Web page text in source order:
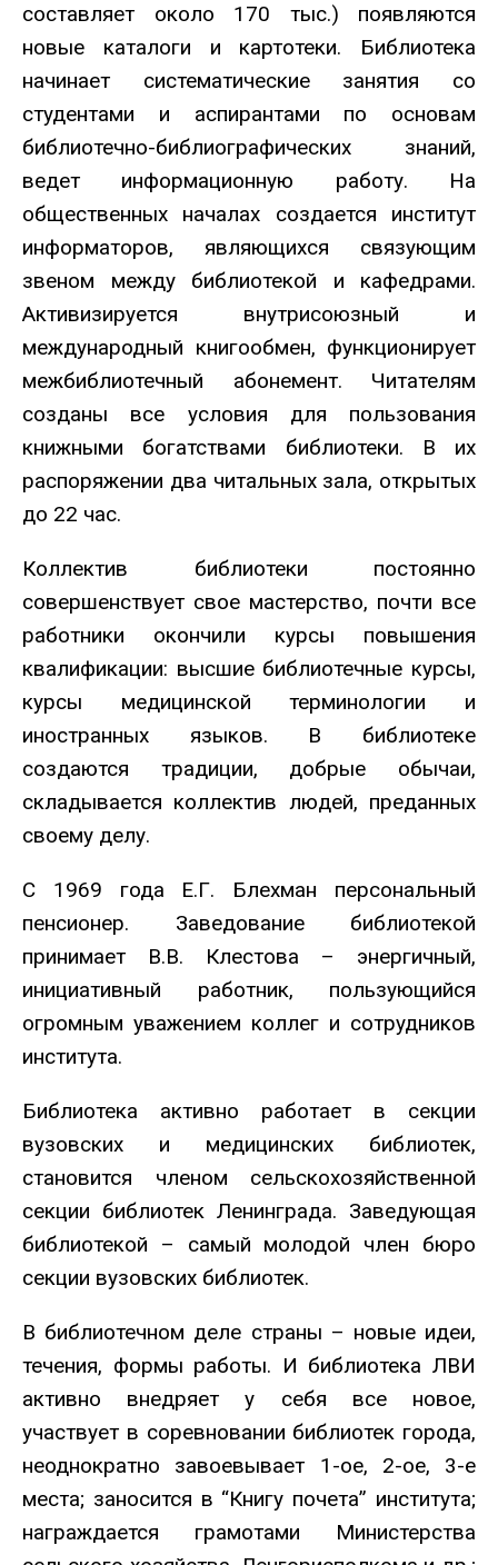
составляет около 170 тыс.) появляются
новые каталоги и картотеки. Библиотека
начинает систематические занятия со
студентами и аспирантами по основам
библиотечно-библиографических знаний,
ведет информационную работу. На
общественных началах создается институт
информаторов, являющихся связующим
звеном между библиотекой и кафедрами.
Активизируется внутрисоюзный и
международный книгообмен, функционирует
межбиблиотечный абонемент. Читателям
созданы все условия для пользования
книжными богатствами библиотеки. В их
распоряжении два читальных зала, открытых
до 22 час.
Коллектив библиотеки постоянно
совершенствует свое мастерство, почти все
работники окончили курсы повышения
квалификации: высшие библиотечные курсы,
курсы медицинской терминологии и
иностранных языков. В библиотеке
создаются традиции, добрые обычаи,
складывается коллектив людей, преданных
своему делу.
С 1969 года Е.Г. Блехман персональный
пенсионер. Заведование библиотекой
принимает В.В. Клестова – энергичный,
инициативный работник, пользующийся
огромным уважением коллег и сотрудников
института.
Библиотека активно работает в секции
вузовских и медицинских библиотек,
становится членом сельскохозяйственной
секции библиотек Ленинграда. Заведующая
библиотекой – самый молодой член бюро
секции вузовских библиотек.
В библиотечном деле страны – новые идеи,
течения, формы работы. И библиотека ЛВИ
активно внедряет у себя все новое,
участвует в соревновании библиотек города,
неоднократно завоевывает 1-ое, 2-ое, 3-е
места; заносится в “Книгу почета” института;
награждается грамотами Министерства